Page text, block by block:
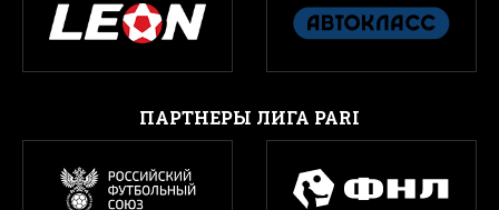
ПАРТНЕРЫ ЛИГА PARI